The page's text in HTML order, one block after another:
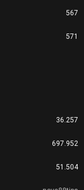
567
571
36.257
697.952
51.504